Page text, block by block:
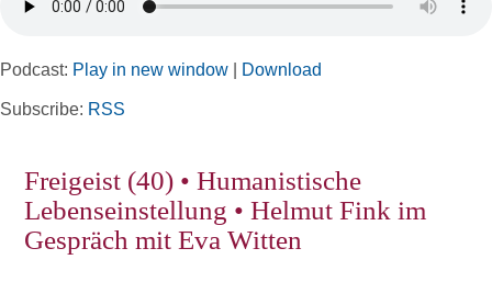
Home
Rubriken
Podcast: Play in new window Download
Subscribe: RSS
Freigeist (40) • Humanistische
Lebenseinstellung • Helmut Fink im
Gespräch mit Eva Witten